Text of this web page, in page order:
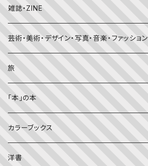
かがくのとも
外国の昔話・民話
のりもの絵本
知識の本・図鑑
理科
料理・食育
しかけ絵本
児童書
大人の方に
季節・行事の絵本
住まい・インテリア
体・健康
趣味
ライフスタイル・生き方
子育て
雑誌・ZINE
雑誌
ZINE
芸術・美術・デザイン・写真・音楽・ファッション
美術・画集・図録
音楽
写真集
デザイン
旅
「本」の本
カラーブックス
洋書